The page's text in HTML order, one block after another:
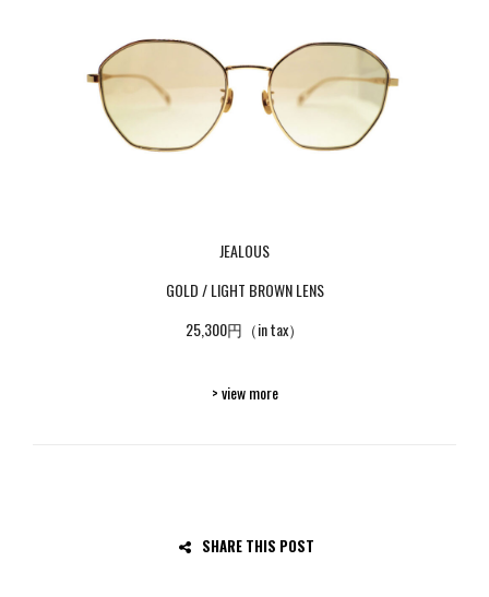
JEALOUS
GOLD / LIGHT BROWN LENS
25,300円（in tax）
> view more
SHARE THIS POST